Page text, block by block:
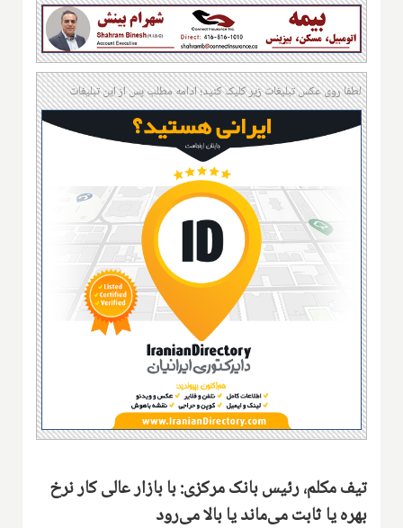
لطفا روی عکس تبلیغات زیر کلیک کنید؛ ادامه مطلب پس از این تبلیغات
تیف مکلم، رئیس بانک مرکزی: با بازار عالی کار نرخ
بهره یا ثابت می‌ماند یا بالا می‌رود